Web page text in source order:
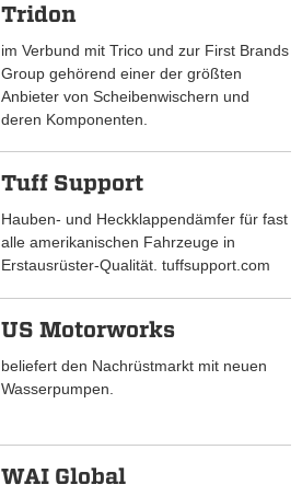
Tridon
im Verbund mit Trico und zur First Brands
Group gehörend einer der größten
Anbieter von Scheibenwischern und
deren Komponenten.
Tuff Support
Hauben- und Heckklappendämfer für fast
alle amerikanischen Fahrzeuge in
Erstausrüster-Qualität. tuffsupport.com
US Motorworks
beliefert den Nachrüstmarkt mit neuen
Wasserpumpen.
WAI Global